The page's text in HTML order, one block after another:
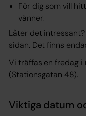
För dig som vill
vänner.
Låter det
sidan. Det finns
Vi träffas en fredag i
(Stationsgatan 48).
Viktiga datum